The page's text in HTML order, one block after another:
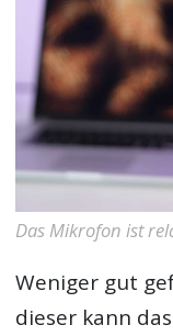
Das Mikrofon ist
Weniger gut
dieser kann